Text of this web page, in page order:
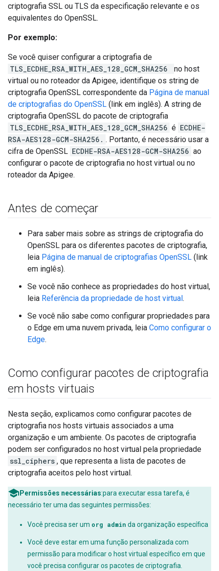
criptografia SSL ou TLS da especificação relevante e os
equivalentes do OpenSSL.
Por exemplo:
Se você quiser configurar a criptografia de
TLS_ECDHE_RSA_WITH_AES_128_GCM_SHA256
no host
virtual ou no roteador da Apigee, identifique os string de
criptografia OpenSSL correspondente da Página de manual
de criptografias do OpenSSL (link em inglês). A string de
criptografia OpenSSL do pacote de criptografia
TLS_ECDHE_RSA_WITH_AES_128_GCM_SHA256 é ECDHE-
RSA-AES128-GCM-SHA256. . Portanto, é necessário usar a
cifra de OpenSSL ECDHE-RSA-AES128-GCM-SHA256 ao
configurar o pacote de criptografia no host virtual ou no
roteador da Apigee.
Antes de começar
Para saber mais sobre as strings de criptografia do
OpenSSL para os diferentes pacotes de criptografia,
leia Página de manual de criptografias OpenSSL (link
em inglês).
Se você não conhece as propriedades do host virtual,
leia Referência da propriedade de host virtual.
Se você não sabe como configurar propriedades para
o Edge em uma nuvem privada, leia Como configurar o
Edge.
Como configurar pacotes de criptografia
em hosts virtuais
Nesta seção, explicamos como configurar pacotes de
criptografia nos hosts virtuais associados a uma
organização e um ambiente. Os pacotes de criptografia
podem ser configurados no host virtual pela propriedade
ssl_ciphers , que representa a lista de pacotes de
criptografia aceitos pelo host virtual.
Permissões necessárias:para executar essa tarefa, é
necessário ter uma das seguintes permissões:
Você precisa ser um org admin da organização específica
Você deve estar em uma função personalizada com
permissão para modificar o host virtual específico em que
você precisa configurar os pacotes de criptografia.